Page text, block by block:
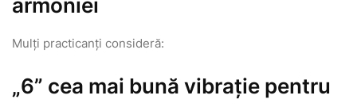
Mulți practicanți consideră:
„6” cea mai bună vibrație pentru